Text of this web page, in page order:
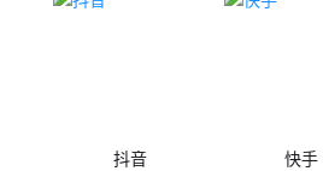
抖音 快手